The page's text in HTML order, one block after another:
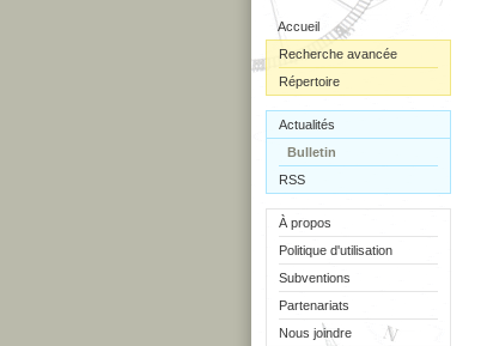
Accueil
Recherche avancée
Répertoire
Actualités
Bulletin
RSS
À propos
Politique d'utilisation
Subventions
Partenariats
Nous joindre